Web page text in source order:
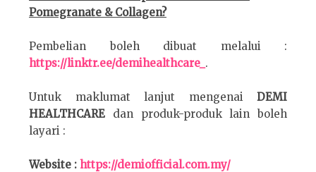
Pomegranate & Collagen?
Pembelian boleh dibuat melalui :
https://linktr.ee/demihealthcare_ .
Untuk maklumat lanjut mengenai DEMI
HEALTHCARE dan produk-produk lain boleh
layari :
Website : https://demiofficial.com.my/